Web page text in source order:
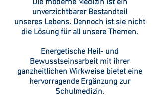
Die moderne Medizin ist ein
unverzichtbarer Bestandteil
unseres Lebens. Dennoch ist sie nicht
die Lösung für all unsere Themen.
Energetische Heil- und
Bewusstseinsarbeit mit ihrer
ganzheitlichen Wirkweise bietet eine
hervorragende Ergänzung zur
Schulmedizin.